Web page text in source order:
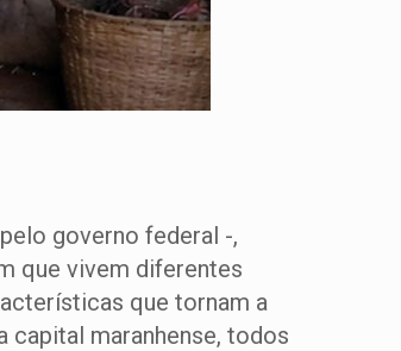
governo federal -,
que vivem diferentes
que tornam a
capital maranhense, todos